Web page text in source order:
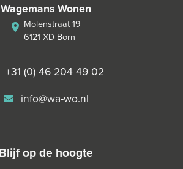
Wagemans Wonen
Molenstraat 19
6121 XD Born
+31 (0) 46 204 49 02
info@wa-wo.nl
blijf op de hoogte